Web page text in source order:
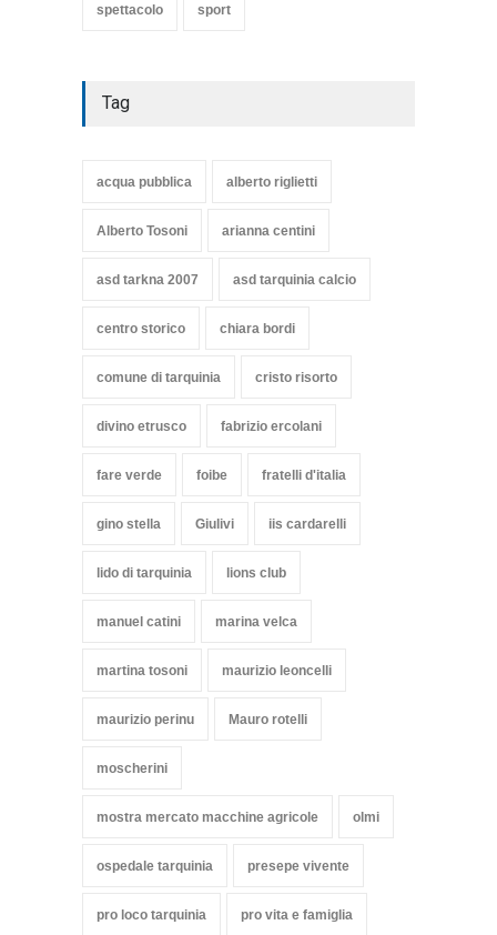
spettacolo sport
Tag
acqua pubblica alberto riglietti
Alberto Tosoni arianna centini
asd tarkna 2007 asd tarquinia calcio
centro storico chiara bordi
comune di tarquinia cristo risorto
divino etrusco fabrizio ercolani
fare verde foibe fratelli d'italia
gino stella Giulivi iis cardarelli
lido di tarquinia lions club
manuel catini marina velca
martina tosoni maurizio leoncelli
maurizio perinu Mauro rotelli
moscherini
mostra mercato macchine agricole olmi
ospedale tarquinia presepe vivente
pro loco tarquinia pro vita e famiglia